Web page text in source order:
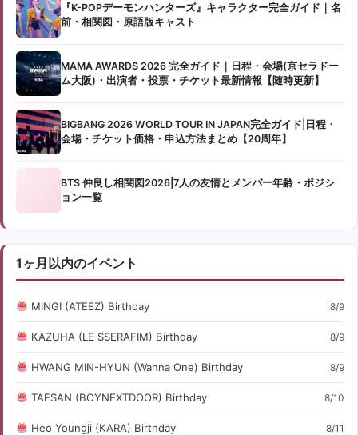
『K-POPデーモンハンターズ』キャラクター完全ガイド｜名
前・相関図・原語版キャスト
MAMA AWARDS 2026 完全ガイド｜日程・会場(京セラドー
ム大阪)・出演者・投票・チケット最新情報【随時更新】
BIGBANG 2026 WORLD TOUR IN JAPAN完全ガイド|日程・
会場・チケット価格・申込方法まとめ【20周年】
BTS 仲良し相関図2026|7人の友情とメンバー年齢・ポジシ
ョン一覧
1ヶ月以内のイベント
MINGI (ATEEZ) Birthday 8/9
KAZUHA (LE SSERAFIM) Birthday 8/9
HWANG MIN-HYUN (Wanna One) Birthday 8/9
TAESAN (BOYNEXTDOOR) Birthday 8/10
Heo Youngji (KARA) Birthday 8/11